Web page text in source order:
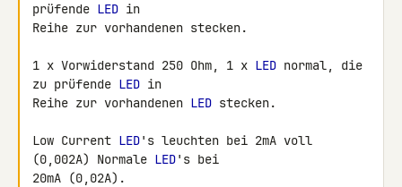
prüfende LED in
Reihe zur vorhandenen stecken.
1 x Vorwiderstand 250 Ohm, 1 x LED normal, die
zu prüfende LED in
Reihe zur vorhandenen LED stecken.
Low Current LED's leuchten bei 2mA voll
(0,002A) Normale LED's bei
20mA (0,02A).